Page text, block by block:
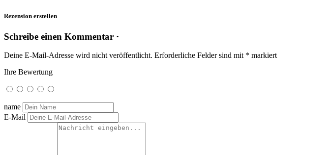
Rezension erstellen
Schreibe einen Kommentar ·
Deine E-Mail-Adresse wird nicht veröffentlicht. Erforderliche Felder sind mit * markiert
Ihre Bewertung
name
E-Mail